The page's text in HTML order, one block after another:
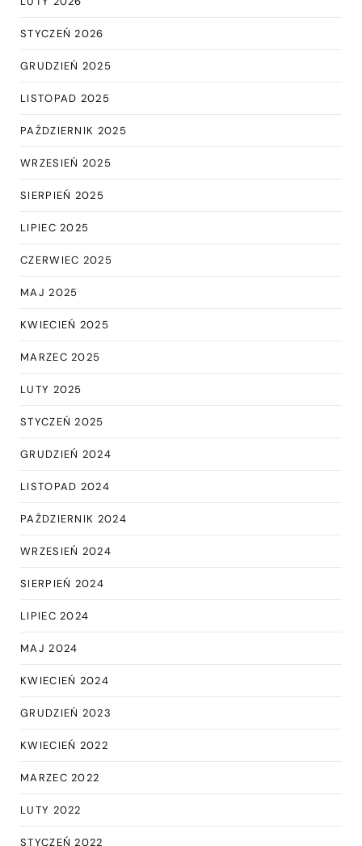
STYCZEŃ 2026
GRUDZIEŃ 2025
LISTOPAD 2025
PAŹDZIERNIK 2025
WRZESIEŃ 2025
SIERPIEŃ 2025
LIPIEC 2025
CZERWIEC 2025
MAJ 2025
KWIECIEŃ 2025
MARZEC 2025
LUTY 2025
STYCZEŃ 2025
GRUDZIEŃ 2024
LISTOPAD 2024
PAŹDZIERNIK 2024
WRZESIEŃ 2024
SIERPIEŃ 2024
LIPIEC 2024
MAJ 2024
KWIECIEŃ 2024
GRUDZIEŃ 2023
KWIECIEŃ 2022
MARZEC 2022
LUTY 2022
STYCZEŃ 2022